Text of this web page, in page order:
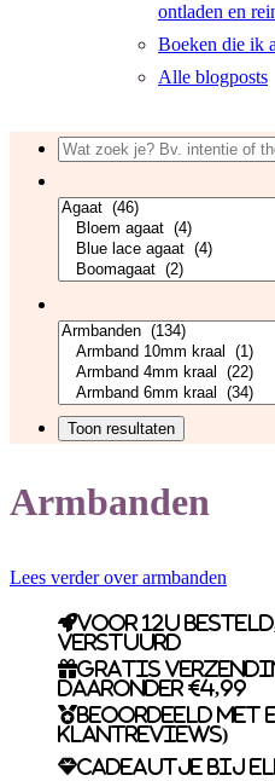
ontladen en
Boeken die ik
Alle blogposts
Armbanden
Lees verder over armbanden
Voor 12u
verstuurd
Gratis
daaronder €4,99
Beoordeeld met
klantreviews)
Cadeautje bij